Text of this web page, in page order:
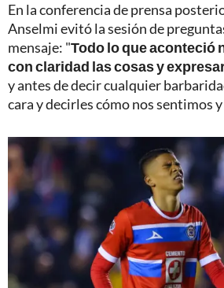
En la conferencia de prensa
Anselmi evitó la sesión de
mensaje: "Todo lo que aconteció
con claridad las cosas y
y antes de decir cualquier
cara y decirles cómo nos sentimos y